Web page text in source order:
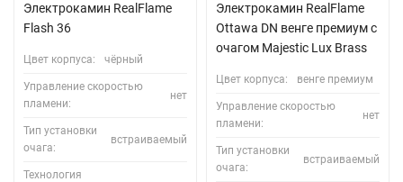
Электрокамин RealFlame
Flash 36
Цвет корпуса: чёрный
Управление скоростью
пламени:
нет
Тип установки
очага:
встраиваемый
Технология
Электрокамин RealFlame
Ottawa DN венге премиум с
очагом Majestic Lux Brass
Цвет корпуса: венге премиум
Управление скоростью
пламени:
нет
Тип установки
очага:
встраиваемый